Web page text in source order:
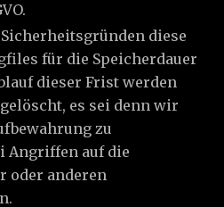
diese
für die Speicherdauer
dieser Frist werden
es sei denn wir
zu
Angriffen auf die
oder anderen